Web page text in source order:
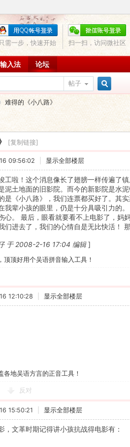
扫一扫，访问微社区
需一步，快速开始
输入法 论坛
帖子
难得的《小八路》
[复制链接]
09:56:02 显示全部楼层
工啦！这个消息像长了翅膀一样传遍了
泥土地面的旧影院。而今的新影院是水
是《小八路》，我们连票都买好了。其
我辈小孩的眼里，仍是十分具吸引力的。
心。
最后，眼看就要看不上电影了，妈
们进去了，我们的心情自是无比快活！
于 2008-2-16 17:04 编辑]
顶顶好用个吴语拼音输入工具！
12:10:28 显示全部楼层
各地吴语方言的正音工具！
反对
15:50:21 显示全部楼层
，文革时期记得讲小孩抗战得电影有：